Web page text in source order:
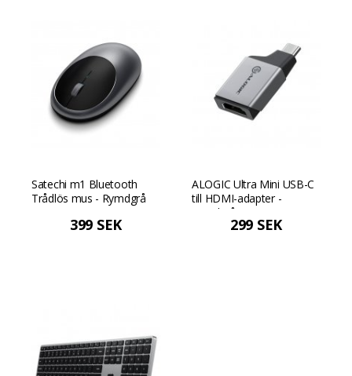
Satechi m1 Bluetooth
Trådlös mus - Rymdgrå
399 SEK
ALOGIC Ultra Mini USB-C
till HDMI-adapter -
Rymdgrå
299 SEK